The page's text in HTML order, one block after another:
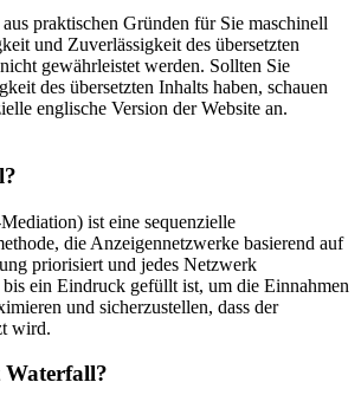
praktischen Gründen für Sie maschinell
und Zuverlässigkeit des übersetzten
gewährleistet werden. Sollten Sie
des übersetzten Inhalts haben, schauen
englische Version der Website an.
ist eine sequenzielle
die Anzeigennetzwerke basierend auf
priorisiert und jedes Netzwerk
ein Eindruck gefüllt ist, um die Einnahmen
und sicherzustellen, dass der
wird.